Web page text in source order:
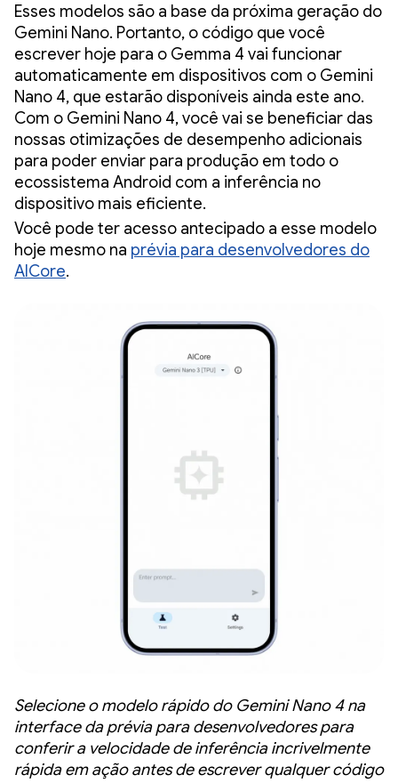
Esses modelos são a base da próxima geração do
Gemini Nano. Portanto, o código que você
escrever hoje para o Gemma 4 vai funcionar
automaticamente em dispositivos com o Gemini
Nano 4, que estarão disponíveis ainda este ano.
Com o Gemini Nano 4, você vai se beneficiar das
nossas otimizações de desempenho adicionais
para poder enviar para produção em todo o
ecossistema Android com a inferência no
dispositivo mais eficiente.
Você pode ter acesso antecipado a esse modelo
hoje mesmo na prévia para desenvolvedores do
AICore.
Selecione o modelo rápido do Gemini Nano 4 na
interface da prévia para desenvolvedores para
conferir a velocidade de inferência incrivelmente
rápida em ação antes de escrever qualquer código